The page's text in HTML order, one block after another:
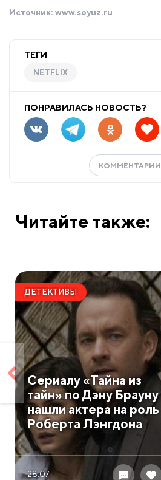
Источник: www.soyuz.ru
ТЕГИ
NETFLIX
ПОНРАВИЛАСЬ НОВОСТЬ?
КОММЕНТАРИИ
Читайте также:
ДЕТЕКТИВЫ
Сериалу «Тайна из
тайн» по Дэну Брауну
нашли актера на роль
Роберта Лэнгдона
28.07